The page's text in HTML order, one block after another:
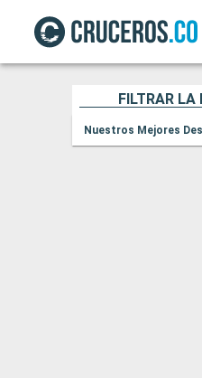
FILTRAR LA
Nuestros Mejores